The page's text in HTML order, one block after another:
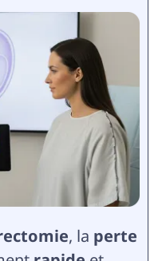
, la perte